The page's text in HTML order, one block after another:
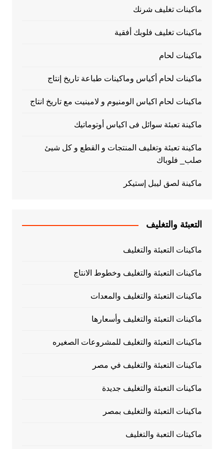
ماكينات تغليف شرنك
ماكينات تغليف فلوبك أفقية
ماكينات لحام
ماكينات لحام أكياس وماكينات طباعة تاريخ إنتاج
ماكينات لحام اكياس الومنيوم و لامينيت مع تاريخ انتاج
ماكينة تعبئة سوائل فى اكياس أوتوماتيك
ماكينة تعبئة وتغليف المنتجات و القطع و كل شيئ
صلب_ فلوباك
ماكينة لصق ليبل إستيكر
التعبئة والتغليف
ماكينات التعبئة والتغليف
ماكينات التعبئة والتغليف وخطوط الانتاج
ماكينات التعبئة والتغليف والمعدات
ماكينات التعبئة والتغليف وأسعارها
ماكينات التعبئة والتغليف للمشروعات الصغيره
ماكينات التعبئة والتغليف في مصر
ماكينات التعبئة والتغليف جديدة
ماكينات التعبئة والتغليف بمصر
ماكيتات التعبة والتغليف